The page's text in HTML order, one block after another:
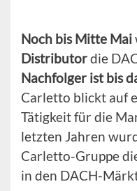
Noch bis Mitte Mai
Distributordie
Nachfolger ist bis
Carletto blickt auf
Tätigkeit für die
letzten Jahren
Carletto-Gruppe
in den DACH-